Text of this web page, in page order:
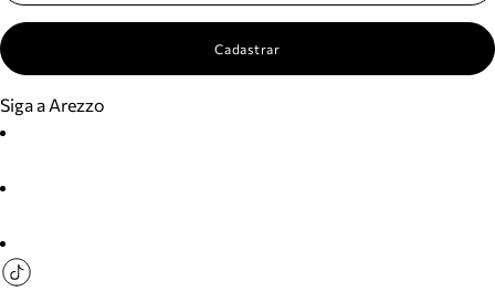
Cadastrar
Siga a Arezzo